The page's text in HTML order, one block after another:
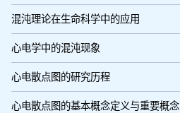
混沌理论在生命科学中的应用
心电学中的混沌现象
心电散点图的研究历程
心电散点图的基本概念定义与重要概念